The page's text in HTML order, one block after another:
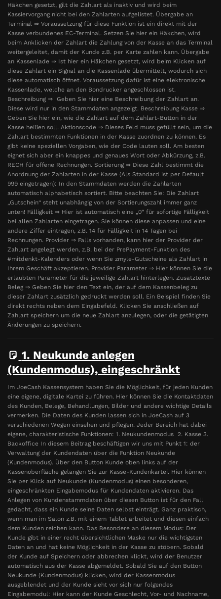
Häkchen gesetzt, gilt die Zahlart als inaktiv und wird beim
Kassiervorgang nicht bei den Zahlarten aufgelistet. Übergabe an
Terminal ⇒ Voraussetzung für diese Funktion ist ein direkt mit der
Kasse verbundenes EC-Terminal. Setzen Sie hier ein Häkchen, wird
beim Anklicken der Zahlart die Zahlung von der Kasse an das Terminal
weitergeleitet, damit der Kunde z.B. per Karte zahlen kann. Übergabe
an Kassenlade ⇒ Ist hier ein Häkchen gesetzt, wird beim Klicken auf
diese Zahlart ein Signal an die Kassenlade übermittelt, wodurch sich
diese automatisch öffnet. Voraussetzung dafür ist eine elektronische
Kassenlade, welche an den Bondrucker angeschlossen ist.
Beschreibung ⇒ Geben Sie hier eine Beschreibung der Zahlart an.
Diese wird nur in den Stammdaten angezeigt. Beschreibung Kasse ⇒
Geben Sie hier ein, wie die Zahlart auf dem Zahlart-Button in der
Kasse heißen soll. Aktionscode ⇒ Dieses Feld muss gefüllt sein, um die
Zahlart bestimmten Funktionen in der Kasse zuordnen zu können. Es
gibt keine speziellen Vorgaben, wie der Code lauten soll. Am besten
eignet sich aber ein knappes und genaues Wort oder Abkürzung, z.B.
RECH für offene Rechnungen. Sortierung ⇒ Diese Zahl bestimmt die
Anordnung der Zahlarten in der Kasse (Als Standard ist per Default
999 eingetragen): In den Stammdaten werden die Zahlarten
automatisch alphabetisch sortiert. Bitte beachten Sie: Die Zahlart
„Gutschein“ steht unabhängig von der Sortierungszahl immer ganz
unten! Fälligkeit ⇒ Hier ist automatisch eine „0“ für sofortige Fälligkeit
bei allen Zahlarten eingetragen. Sie können diese anpassen und eine
andere Ziffer eintragen, z.B. 14 für Fälligkeit in 14 Tagen bei
Rechnungen. Provider ⇒ Falls vorhanden, kann hier der Provider der
Zahlart angelegt werden, z.B. bei der PrePayment-Funktion des
#mitdenkt-Kalenders oder wenn Sie zmyle-Gutscheine als Zahlart in
Ihrem Geschäft akzeptieren. Provider Parameter ⇒ Hier können Sie die
erlaubten Parameter für die jeweilige Zahlart hinterlegen. Zusatztexte
Beleg ⇒ Geben Sie hier den Text ein, der auf dem Kassenbeleg zu
dieser Zahlart zusätzlich gedruckt werden soll. Ein Beispiel finden Sie
direkt rechts neben dem Eingabefeld. Klicken Sie anschließen auf
Zahlart speichern um die neue Zahlart anzulegen, oder die getätigten
Änderungen zu speichern.
1. Neukunde anlegen
(Kundenmodus), eingeschränkt
Im JoeCash Kassensystem haben Sie die Möglichkeit, für jeden Kunden
eine eigene, digitale Kartei zu führen. Hier können Sie die Kontaktdaten
des Kunden, Belege, Behandlungen, Bilder und andere wichtige Details
vermerken. Die Daten des Kunden lassen sich in JoeCash auf 3
verschiedenen Wegen einsehen und pflegen. Jeder Bereich hat dabei
eigene, charakteristische Funktionen: 1. Neukundenmodus 2. Kasse 3.
Backoffice In diesem Beitrag beschäftigen wir uns mit Punkt 1: der
Verwaltung der Kundendaten über die Funktion Neukunde
(Kundenmodus). Über den Button Kunde oben links auf der
Kassenoberfläche gelangen Sie zur Kasse-Kundenkartei. Hier können
Sie per Klick auf Neukunde (Kundenmodus) einen besonderen,
eingeschränkten Eingabemodus für Kundendaten aktivieren. Das
Anlegen von Kundenstammdaten über diesen Button ist für den Fall
gedacht, dass ein Kunde seine Daten selbst einträgt. Ganz praktisch,
wenn man im Salon z.B. mit einem Tablet arbeitet und diesen einfach
dem Kunden reichen kann. Das Besondere an diesem Modus: Der
Kunde gibt in einer recht übersichtlichen Maske nur die wichtigsten
Daten an und hat keine Möglichkeit in der Kasse zu stöbern. Sobald
der Kunde auf Speichern oder abbrechen klickt, wird der Benutzer
automatisch aus der Kasse abgemeldet. Sobald Sie auf den Button
Neukunde (Kundenmodus) klicken, wird der Kassenmodus
ausgeblendet und der Kunde sieht vor sich nur folgendes
Eingabemodul: Hier kann der Kunde Geschlecht, Vor- und Nachname,